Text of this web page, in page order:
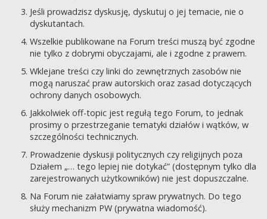
Jeśli prowadzisz dyskusję, dyskutuj o jej temacie, nie o
dyskutantach.
Wszelkie publikowane na Forum treści muszą być zgodne
nie tylko z dobrymi obyczajami, ale i zgodne z prawem.
Wklejane treści czy linki do zewnętrznych zasobów nie
mogą naruszać praw autorskich oraz zasad dotyczących
ochrony danych osobowych.
Jakkolwiek off-topic jest regułą tego Forum, to jednak
prosimy o przestrzeganie tematyki działów i wątków, w
szczególności technicznych.
Prowadzenie dyskusji politycznych czy religijnych poza
Działem „… tego lepiej nie dotykać” (dostępnym tylko dla
zarejestrowanych użytkowników) nie jest dopuszczalne.
Na Forum nie załatwiamy spraw prywatnych. Do tego
służy mechanizm PW (prywatna wiadomość).